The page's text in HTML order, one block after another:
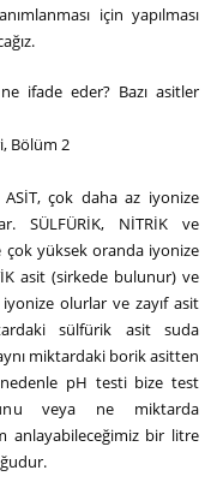
için yapılması
ifade eder? Bazı asitler
Bölüm 2
çok daha az iyonize
SÜLFÜRİK, NİTRİK ve
çok yüksek oranda iyonize
asit (sirkede bulunur) ve
olurlar ve zayıf asit
sülfürik asit suda
miktardaki borik asitten
pH testi bize test
veya ne miktarda
anlayabileceğimiz bir litre